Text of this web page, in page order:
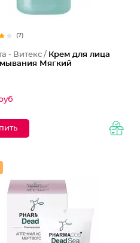
(7)
- Витекс / Крем для лица
Мягкий